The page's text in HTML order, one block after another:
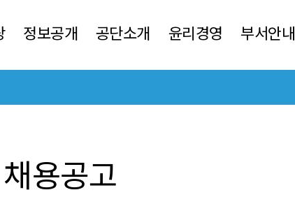
정보공개 공단소개 윤리경영 부서안내
채용공고